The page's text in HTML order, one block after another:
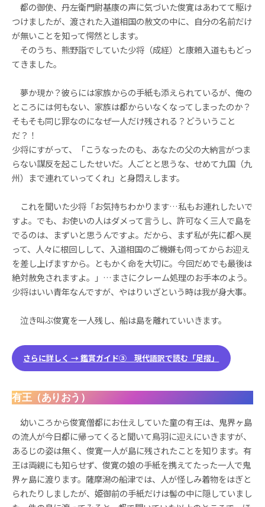
都の御使、丹左衛門尉基康の声に気づいた俊寛はあわてて駆け
つけましたが、渡された入道相国の赦文の中に、自分の名前だけ
が無いことを知って愕然とします。
そのうち、熊野詣でしていた少将（成経）と康頼入道ももどっ
てきました。
夢か現か？彼らには家族からの手紙も添えられているが、俺の
ところには何もない、家族は都からいなくなってしまったのか？
そもそも同じ罪なのになぜ一人だけ残される？どういうこと
だ？！
少将にすがって、「こうなったのも、あなたの父の大納言がつま
らない謀反を起こしたせいだ。人ごとと思うな、せめて九国（九
州）まで連れていってくれ」と身悶えします。
これを聞いた少将「お気持ちわかります…私もお連れしたいで
すよ。でも、お使いの人はダメって言うし、許可なく三人で島を
でるのは、まずいと思うんですよ。だから、まず私が先に都へ戻
って、人々に根回しして、入道相国のご機嫌も伺ってからお迎え
を差し上げますから。ともかく命を大切に。今回だめでも最後は
絶対赦免されますよ。」…まさにクレーム処理のお手本のよう。
少将はいい青年なんですが、やはりいざという時は我が身大事。
泣き叫ぶ俊寛を一人残し、船は島を離れていいきます。
さらに詳しく → 鑑賞ガイド③ 現代語訳で読む「足摺」
有王（ありおう）
幼いころから俊寛僧都にお仕えしていた童の有王は、鬼界ヶ島
の流人が今日都に帰ってくると聞いて鳥羽に迎えにいきますが、
あるじの姿は無く、俊寛一人が島に残されたことを知ります。有
王は両親にも知らせず、俊寛の娘の手紙を携えてたった一人で鬼
界ヶ島に渡ります。薩摩潟の船津では、人が怪しみ着物をはぎと
られたりしましたが、姫御前の手紙だけは髻の中に隠していまし